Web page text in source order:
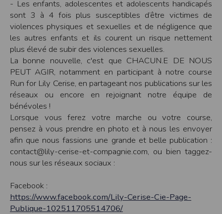
- Les enfants, adolescentes et adolescents handicapés
sont 3 à 4 fois plus susceptibles d’être victimes de
violences physiques et sexuelles et de négligence que
les autres enfants et ils courent un risque nettement
plus élevé de subir des violences sexuelles.
La bonne nouvelle, c'est que CHACUN.E DE NOUS
PEUT AGIR, notamment en participant à notre course
Run for Lily Cerise, en partageant nos publications sur les
réseaux ou encore en rejoignant notre équipe de
bénévoles !
Lorsque vous ferez votre marche ou votre course,
pensez à vous prendre en photo et à nous les envoyer
afin que nous fassions une grande et belle publication :
contact@lily-cerise-et-compagnie.com, ou bien taggez-
nous sur les réseaux sociaux :
Facebook :
https://www.facebook.com/Lily-Cerise-Cie-Page-
Publique-102511705514706/
Safari
Dans votre navigateur, choisissez le menuÉdition > Préférences
Cliquez surSécurité.
Cliquez sur
Afficher les cookies
Google Chrome
Cliquez sur l'icône du menu
Outils
Sélectionnez Options
Cliquez sur l'ongletOptions avancées et accédez à la section Confidentialité.
Cliquez sur le bouton Afficher les cookies
Politique d'utilisation des cookies
Un cookie est un petit fichier texte envoyé à votre navigateur depuis nos
serveurs, que vous utilisiez un ordinateur, une tablette ou un smartphone.
Nous utilisons les cookies à diverses fins : nous les employons pour vous
identifier de page en page lorsque vous disposez d'un compte membre, retenir
certaines de vos préférences ou encore compter les visiteurs d'une page.
RGPD
Timepulse se conforme à la nouvelle directive européenne : La RGPD A ce titre,
La collecte et la conservation des données
Conformément à la loi du 6 janvier 1978 relative à l'informatique et aux
libertés, modifiée en août 2004, le présent site à été déclaré à la Commission
Nationale de l'Informatique et des Libertés sous le numéro 2011834.